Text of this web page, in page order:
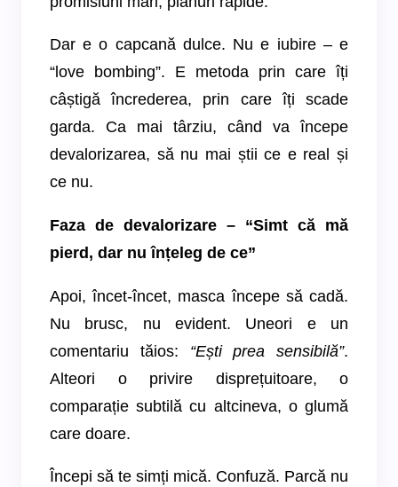
Dar e o capcană dulce. Nu e iubire – e
“love bombing”. E metoda prin care îți
câștigă încrederea, prin care îți scade
garda. Ca mai târziu, când va începe
devalorizarea, să nu mai știi ce e real și
ce nu.
Faza de devalorizare – “Simt că mă
pierd, dar nu înțeleg de ce”
Apoi, încet-încet, masca începe să cadă.
Nu brusc, nu evident. Uneori e un
comentariu tăios: “Ești prea sensibilă”.
Alteori o privire disprețuitoare, o
comparație subtilă cu altcineva, o glumă
care doare.
Începi să te simți mică. Confuză. Parcă nu